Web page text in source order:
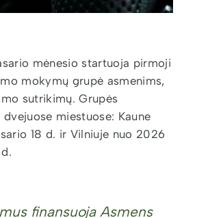
mėnesio startuoja pirmoji
mokymų grupė asmenims,
sutrikimų. Grupės
miestuose: Kaune
18 d. ir Vilniuje nuo 2026
finansuoja Asmens